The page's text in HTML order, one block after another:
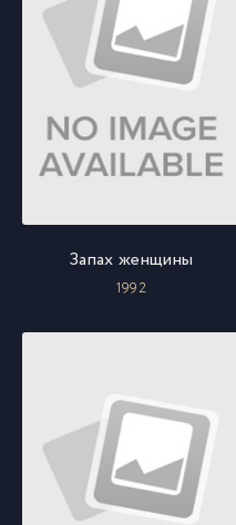
Запах женщины
1992